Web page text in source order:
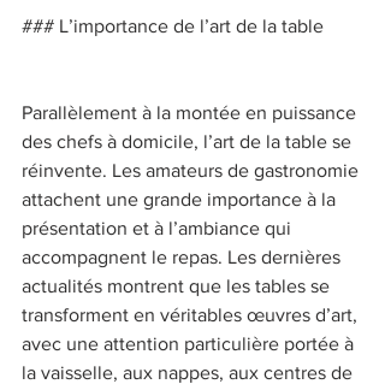
### L’importance de l’art de la table
Parallèlement à la montée en puissance
des chefs à domicile, l’art de la table se
réinvente. Les amateurs de gastronomie
attachent une grande importance à la
présentation et à l’ambiance qui
accompagnent le repas. Les dernières
actualités montrent que les tables se
transforment en véritables œuvres d’art,
avec une attention particulière portée à
la vaisselle, aux nappes, aux centres de